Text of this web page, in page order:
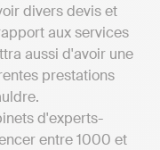
divers devis et
aux services
aussi d'avoir une
prestations
d'experts-
entre 1000 et